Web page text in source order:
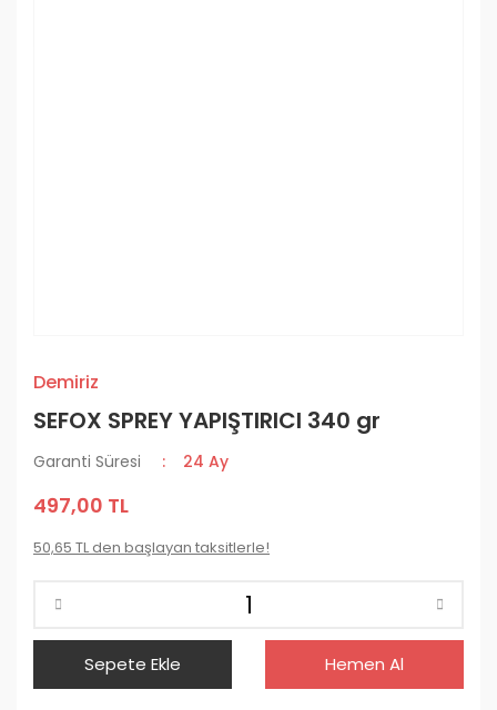
Demiriz
SEFOX SPREY YAPIŞTIRICI 340 gr
Garanti Süresi 24 Ay
497,00 TL
50,65 TL den başlayan taksitlerle!
Sepete Ekle Hemen Al